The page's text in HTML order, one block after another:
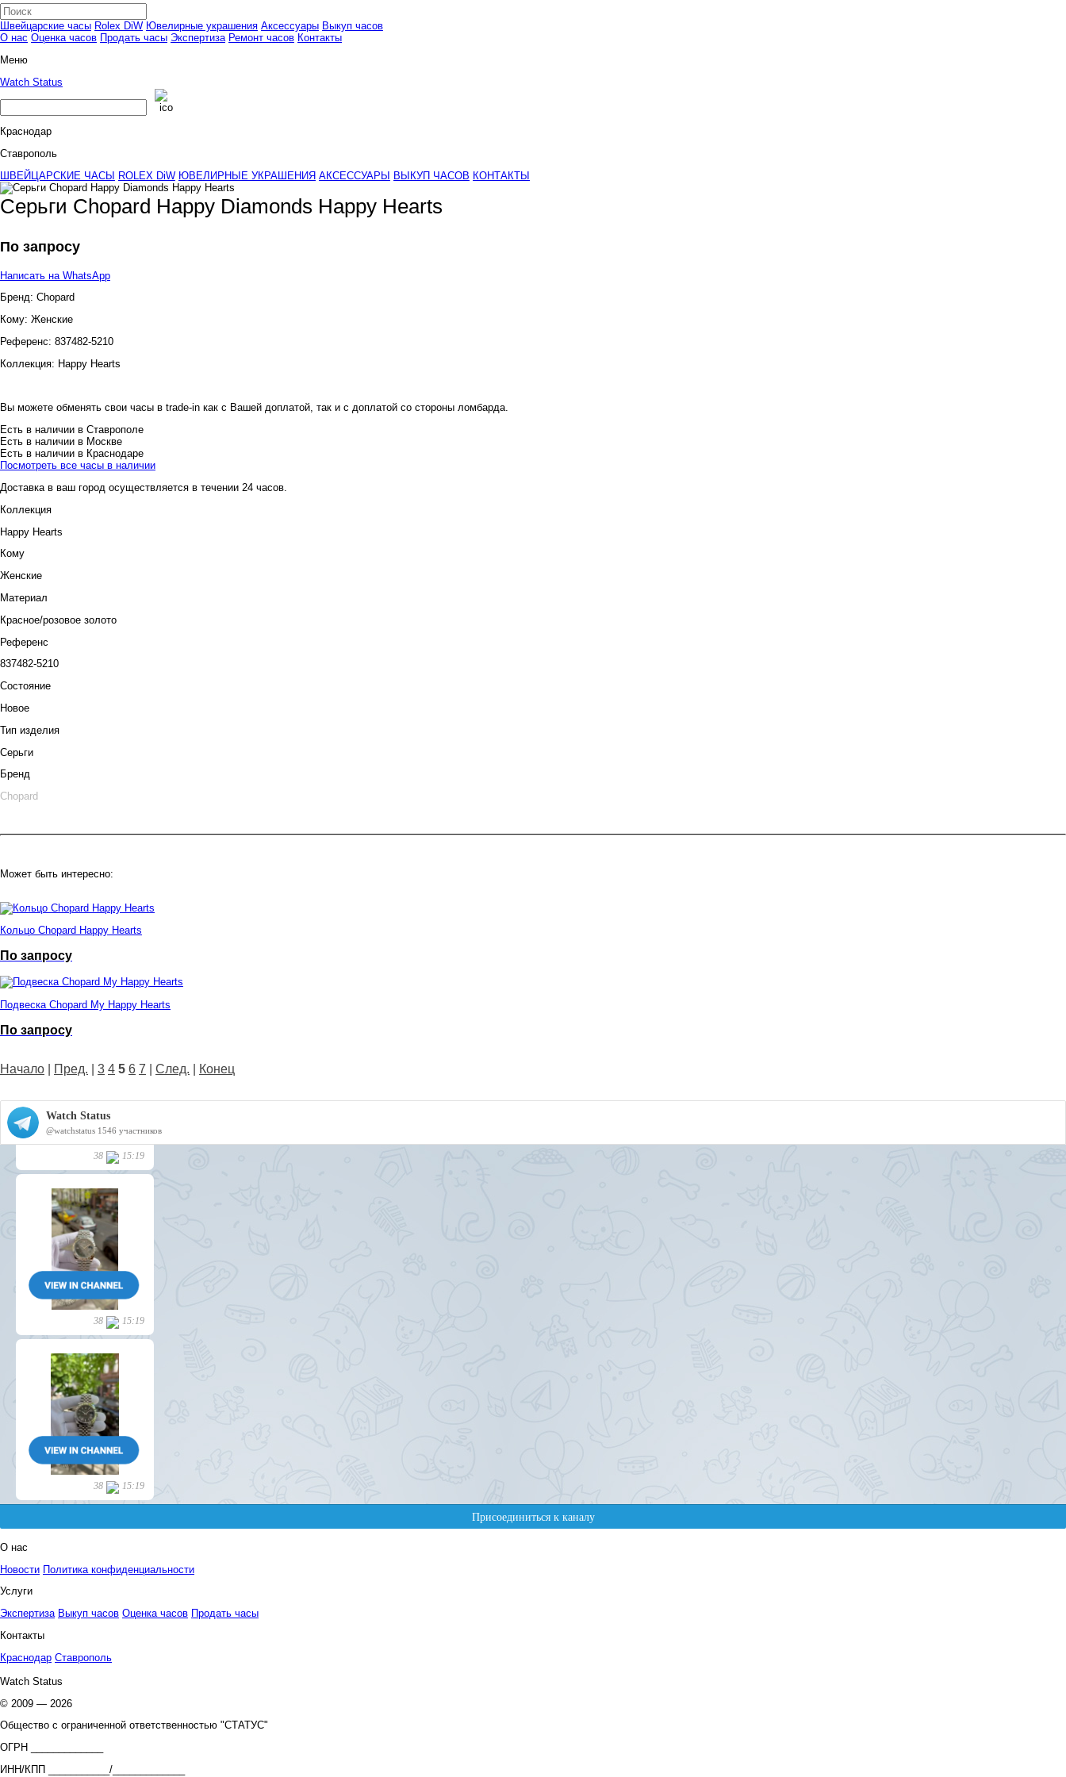
Швейцарские часы Rolex DiW Ювелирные украшения Аксессуары Выкуп часов
О нас Оценка часов Продать часы Экспертиза Ремонт часов Контакты
Меню
Watch Status
Краснодар
Ставрополь
ШВЕЙЦАРСКИЕ ЧАСЫ
ROLEX DiW ЮВЕЛИРНЫЕ УКРАШЕНИЯ АКСЕССУАРЫ ВЫКУП ЧАСОВ КОНТАКТЫ
Серьги Chopard Happy Diamonds Happy Hearts
По запросу
Написать на WhatsApp
Бренд: Chopard
Кому: Женские
Референс: 837482-5210
Коллекция: Happy Hearts
Вы можете обменять свои часы в trade-in как с Вашей доплатой, так и с доплатой со стороны ломбарда.
Есть в наличии в Ставрополе
Есть в наличии в Москве
Есть в наличии в Краснодаре
Посмотреть все часы в наличии
Доставка в ваш город осуществляется в течении 24 часов.
Коллекция
Happy Hearts
Кому
Женские
Материал
Красное/розовое золото
Референс
837482-5210
Состояние
Новое
Тип изделия
Серьги
Бренд
Chopard
Может быть интересно:
Кольцо Chopard Happy Hearts
По запросу
Подвеска Chopard My Happy Hearts
По запросу
Начало Пред. 3 4 5 6 7 След. Конец
О нас
Новости Политика конфиденциальности
Услуги
Экспертиза Выкуп часов Оценка часов Продать часы
Контакты
Краснодар Ставрополь
Watch Status
© 2009 — 2026
Общество с ограниченной ответственностью "СТАТУС"
ОГРН _____________
ИНН/КПП ___________/_____________